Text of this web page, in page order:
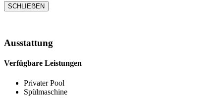
SCHLIEẞEN
Ausstattung
Verfügbare Leistungen
Privater Pool
Spülmaschine